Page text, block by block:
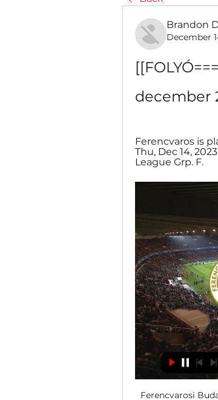
Brandon
December
december
Ferencvaros is
Thu, Dec 14,
League Grp. F.
Ferencvarosi